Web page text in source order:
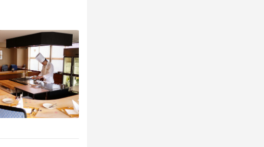
客を経験していただ
い環境でキッチンス
とっています。
せん。
ません。